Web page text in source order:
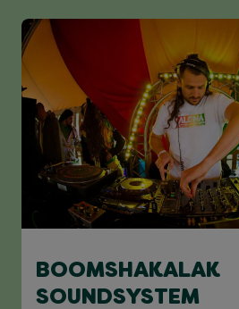
BOOMSHAKALAK
SOUNDSYSTEM